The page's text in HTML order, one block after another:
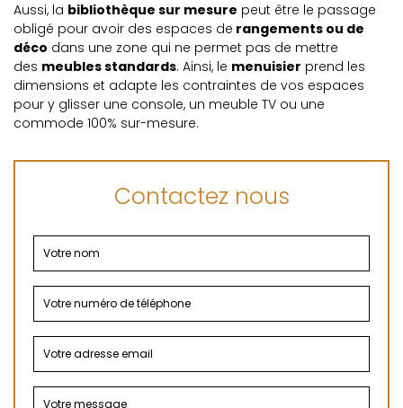
Aussi, la bibliothèque sur mesure peut être le passage
obligé pour avoir des espaces de rangements ou de
déco dans une zone qui ne permet pas de mettre
des meubles standards. Ainsi, le menuisier prend les
dimensions et adapte les contraintes de vos espaces
pour y glisser une console, un meuble TV ou une
commode 100% sur-mesure.
Contactez nous